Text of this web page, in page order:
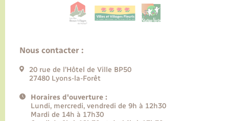
Nous contacter :
20 rue de l’Hôtel de Ville BP50
27480 Lyons-la-Forêt
Horaires d'ouverture :
Lundi, mercredi, vendredi de 9h à 12h30
Mardi de 14h à 17h30